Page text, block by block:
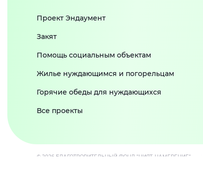
Проект Эндаумент
Закят
Помощь социальным объектам
Жилье нуждающимся и погорельцам
Горячие обеды для нуждающихся
Все проекты
© 2026 БЛАГОТВОРИТЕЛЬНЫЙ ФОНД "НИЯТ-НАМЕРЕНИЕ"